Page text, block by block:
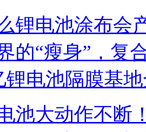
锂电池涂布会
的“瘦身”，复
锂电池隔膜基
池大动作不断